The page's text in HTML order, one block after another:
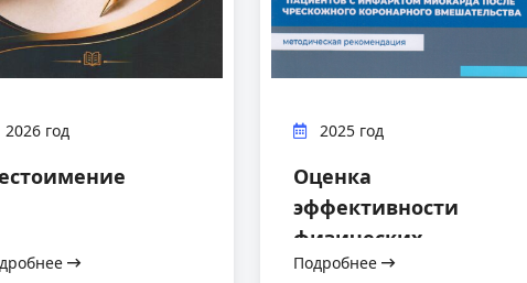
2026 год 2025 год
Оценка
эффективности
физических
компонентов
Подробнее